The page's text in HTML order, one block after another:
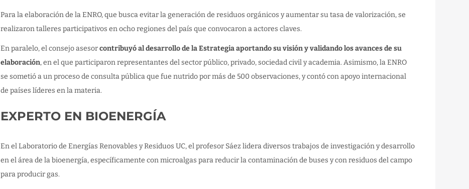
Para la elaboración de la ENRO, que busca evitar la generación de residuos orgánicos y aumentar su tasa de valorización, se
realizaron talleres participativos en ocho regiones del país que convocaron a actores claves.
En paralelo, el consejo asesorcontribuyó al desarrollo de la Estrategia aportando su visión y validando los avances de su
elaboración, en el que participaron representantes del sector público, privado, sociedad civil y academia. Asimismo, la ENRO
se sometió a un proceso de consulta pública que fue nutrido por más de 500 observaciones, y contó con apoyo internacional
de países líderes en la materia.
EXPERTO EN BIOENERGÍA
En el Laboratorio de Energías Renovables y Residuos UC, el profesor Sáez lidera diversos trabajos de investigación y desarrollo
en el área de la bioenergía, específicamente con microalgas para reducir la contaminación de buses y con residuos del campo
para producir gas.